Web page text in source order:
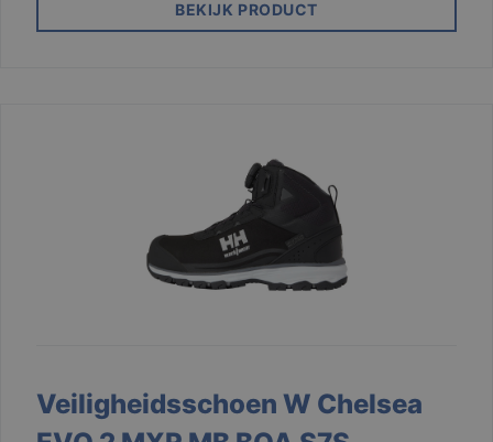
BEKIJK PRODUCT
Veiligheidsschoen W Chelsea